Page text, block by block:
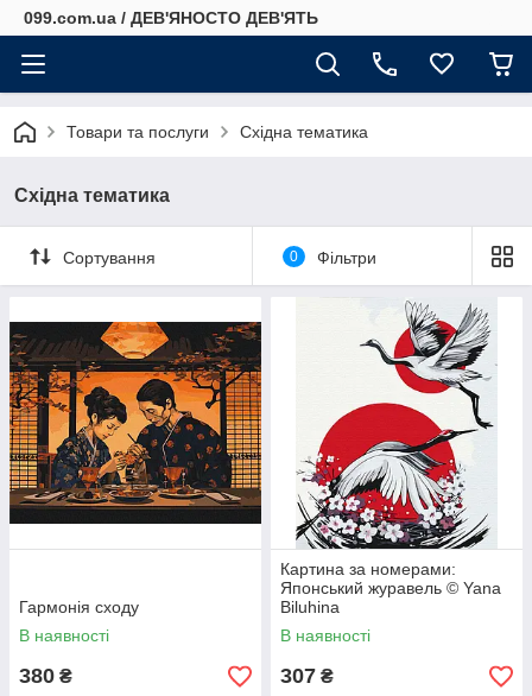
099.com.ua / ДЕВ'ЯНОСТО ДЕВ'ЯТЬ
Товари та послуги Східна тематика
Східна тематика
Сортування 0 Фільтри
Гармонія сходу
В наявності
380 ₴
Картина за номерами:
Японський журавель © Yana
Biluhina
В наявності
307 ₴